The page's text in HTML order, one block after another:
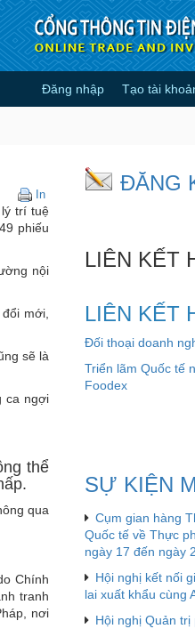
qua - Tin
Đăng nhập Tạo tài
InĐạo
luật
đầu
thế
AI
thức
qua
trí tuệ
phiếu
nội
mới,
sẽ là
ca ngợi
thể
qua
Chính
tranh
nơi
ĐĂNG
LIÊN KẾT
LIÊN KẾT
Đối thoại doanh
Triển lãm Quốc tế
Foodex
SỰ KIỆN
Cụm gian hàng
Quốc tế về Thực
ngày 17 đến ngày
Hội nghị kết nối
lai xuất khẩu cùng
Hội nghị Quản